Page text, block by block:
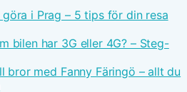
göra i Prag – 5 tips för din resa
bilen har 3G eller 4G? – Steg-
bror med Fanny Färingö – allt du